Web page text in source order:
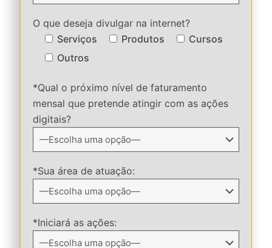
O que deseja divulgar na internet?
Serviços
Produtos
Cursos
Outros
*Qual o próximo nível de faturamento
mensal que pretende atingir com as ações
digitais?
*Sua área de atuação:
*Iniciará as ações: